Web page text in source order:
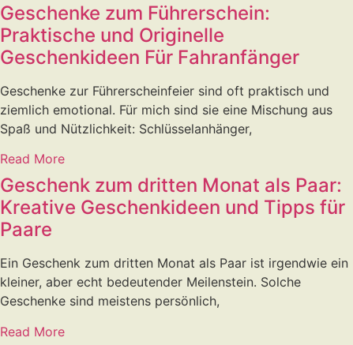
Geschenke zum Führerschein:
Praktische und Originelle
Geschenkideen Für Fahranfänger
Geschenke zur Führerscheinfeier sind oft praktisch und
ziemlich emotional. Für mich sind sie eine Mischung aus
Spaß und Nützlichkeit: Schlüsselanhänger,
Read More
Geschenk zum dritten Monat als Paar:
Kreative Geschenkideen und Tipps für
Paare
Ein Geschenk zum dritten Monat als Paar ist irgendwie ein
kleiner, aber echt bedeutender Meilenstein. Solche
Geschenke sind meistens persönlich,
Read More